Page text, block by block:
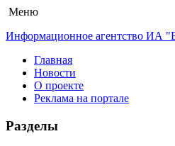
Меню
Информационное агентство
Главная
Новости
О проекте
Реклама на портале
Разделы